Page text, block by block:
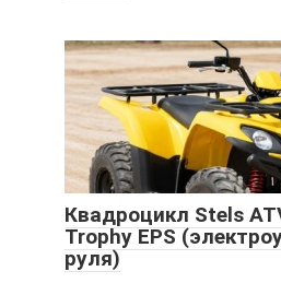
Квадроцикл Stels
Trophy EPS
руля)